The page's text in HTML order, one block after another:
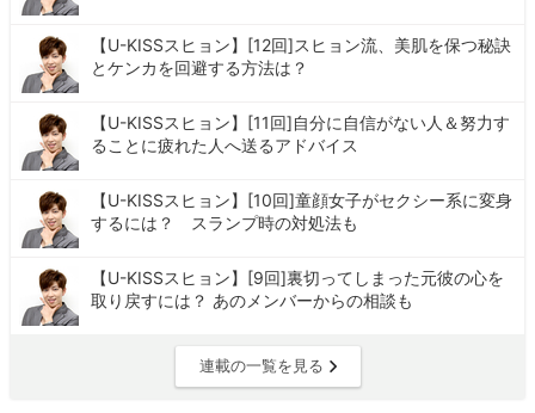
【U-KISSスヒョン】[12回]スヒョン流、美肌を保つ秘訣
とケンカを回避する方法は？
【U-KISSスヒョン】[11回]自分に自信がない人＆努力す
ることに疲れた人へ送るアドバイス
【U-KISSスヒョン】[10回]童顔女子がセクシー系に変身
するには？ スランプ時の対処法も
【U-KISSスヒョン】[9回]裏切ってしまった元彼の心を
取り戻すには？ あのメンバーからの相談も
連載の一覧を見る